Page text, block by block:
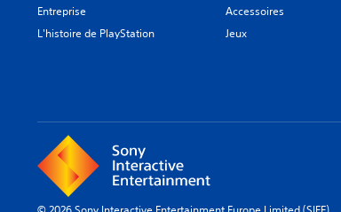
Entreprise
L'histoire de PlayStation
Accessoires
Jeux